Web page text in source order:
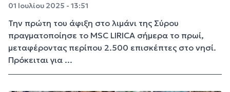
01 Ιουλίου 2025 - 13:51
Την πρώτη του άφιξη στο λιμάνι της Σύρου
πραγματοποίησε το MSC LIRICA σήμερα το πρωί,
μεταφέροντας περίπου 2.500 επισκέπτες στο νησί.
Πρόκειται για ...